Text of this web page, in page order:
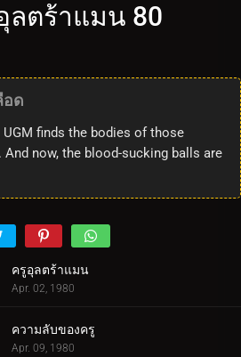
ลตร้าแมน 80
อด
finds the bodies of those
now, the blood-sucking balls are
ครูอุลตร้าแมน
Apr. 02, 1980
ความลับของครู
Apr. 09, 1980